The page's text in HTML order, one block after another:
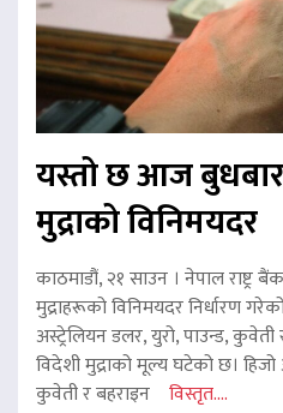
यस्तो छ आज
मुद्राको विनिमयदर
काठमाडौं, २१ साउन । नेपाल राष्ट्र
मुद्राहरूको विनिमयदर निर्धारण
अस्ट्रेलियन डलर, युरो, पाउन्ड,
विदेशी मुद्राको मूल्य घटेको छ।
कुवेती र बहराइन विस्तृत....